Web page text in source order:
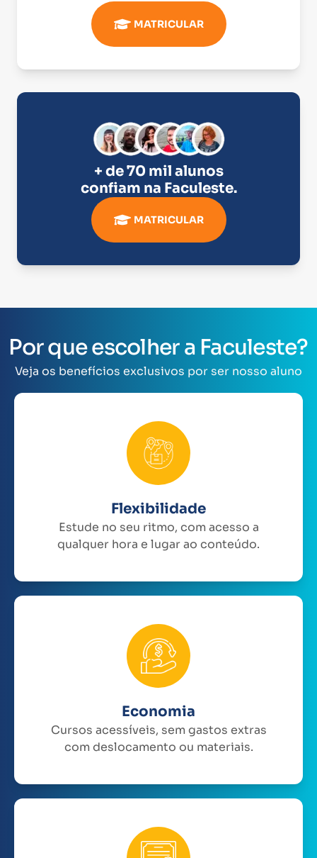
MATRICULAR
+ de 70 mil alunos
confiam na Faculeste.
MATRICULAR
Por que escolher a Faculeste?
Veja os benefícios exclusivos por ser nosso aluno
Flexibilidade
Estude no seu ritmo, com acesso a
qualquer hora e lugar ao conteúdo.
Economia
Cursos acessíveis, sem gastos extras
com deslocamento ou materiais.